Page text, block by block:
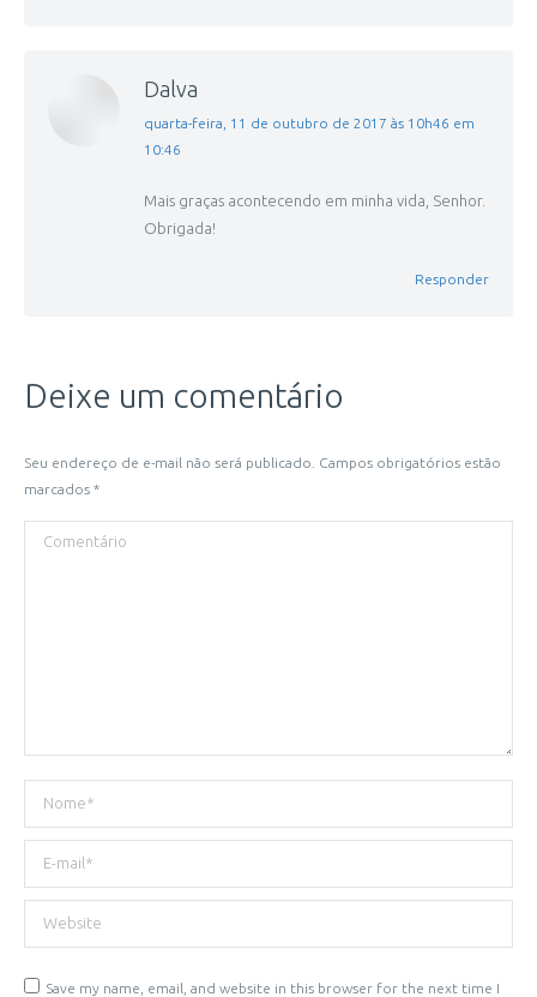
Dalva
disse:
quarta-feira, 11 de outubro de 2017 às 10h46 em
10:46
Mais graças acontecendo em minha vida, Senhor.
Obrigada!
Responder
Deixe um comentário
Seu endereço de e-mail não será publicado. Campos obrigatórios estão
marcados *
Comentário
Nome *
E-mail *
Website
Save my name, email, and website in this browser for the next time I